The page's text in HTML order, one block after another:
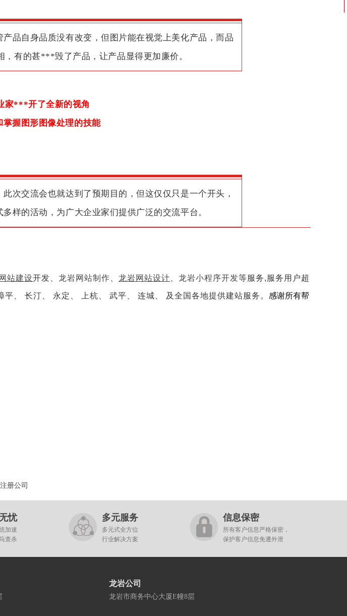
品自身品质没有改变，但图片能在视觉上美化产品，而品
有的甚***毁了产品，让产品显得更加廉价。
家***开了全新的视角
掌握图形图像处理的技能
次交流会也就达到了预期目的，但这仅仅只是一个开头，
样的活动，为广大企业家们提供广泛的交流平台。
站建设开发、 龙岩网站制作 龙岩网站设计 龙岩小程序开发等服务,服务用户超
、 长汀、 永定、 上杭、 武平、 连城、 及全国各地提供建站服务。 感谢所有帮
册公司
忧
加速
查杀
多元服务
多元式全方位
行业解决方案
信息保密
所有客户信息严格保密，
保护客户信息免遭外泄
龙岩公司
龙岩市商务中心大厦E幢8层